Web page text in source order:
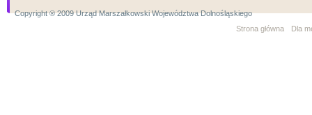
Copyright ® 2009 Urząd Marszałkowski Województwa Dolnośląskiego
Strona główna
Dla